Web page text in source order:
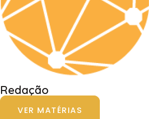
Redação
VER MATÉRIAS